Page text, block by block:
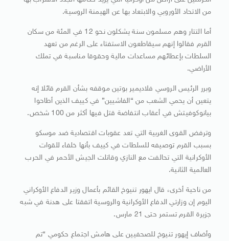
من الاتحاد الأوروبي والابتعاد بها عن الهيمنة الروسية.
أما التتار وهم مسلمون سنة يشكلون نحو 12 في المئة من سكان
القرم فقالوا إنهم سيقاطعون الاستفتاء على الرغم من تعهد
السلطات بإعطائهم مساعدات مالية وحقوقا مناسبة في تملك
الأراضي.
وبرر الرئيس الروسي فلاديمير بوتين موقفه بشأن القرم قائلا إنه
يتعين أن يحمي الشعب من “الفاشيين” في كييف الذين أطاحوا
بيانوكوفيتش في أعقاب انتفاضة قتل فيها أكثر من 100 شخص.
وترفض القوى الغربية التي تعد عقوبات اقتصادية ضد موسكو
بسبب القرم توصيفه للسلطات في كييف بأنها خلفاء للقوات
الأوكرانية التي تحالفت مع النازي وقاتلت الجيش الأحمر في الحرب
العالمية الثانية.
من ناحية أخرى، قال ايهور تنيوخ القائم بأعمال وزير الدفاع الأوكراني
اليوم إن وزارتي الدفاع الأوكرانية والروسية اتفقتا على هدنة في شبه
جزيرة القرم تستمر حتى 21 مارس.
وأضاف إيهور تنيوخ للصحفيين على هامش اجتماع حكومي “تم